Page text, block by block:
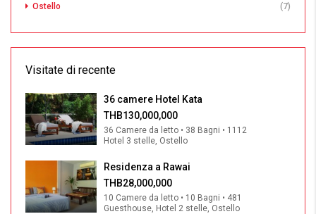
Ostello
(7)
Visitate di recente
36 camere Hotel Kata
THB130,000,000
36 Camere da letto • 38 Bagni • 1112
Hotel 3 stelle, Ostello
Residenza a Rawai
THB28,000,000
10 Camere da letto • 10 Bagni • 481
Guesthouse, Hotel 2 stelle, Ostello